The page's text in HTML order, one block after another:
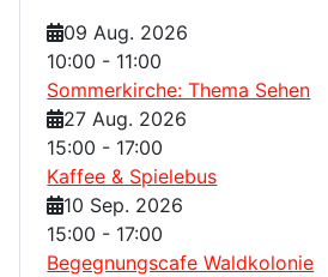
09 Aug. 2026
10:00 - 11:00
Sommerkirche: Thema Sehen
27 Aug. 2026
15:00 - 17:00
Kaffee & Spielebus
10 Sep. 2026
15:00 - 17:00
Begegnungscafe Waldkolonie